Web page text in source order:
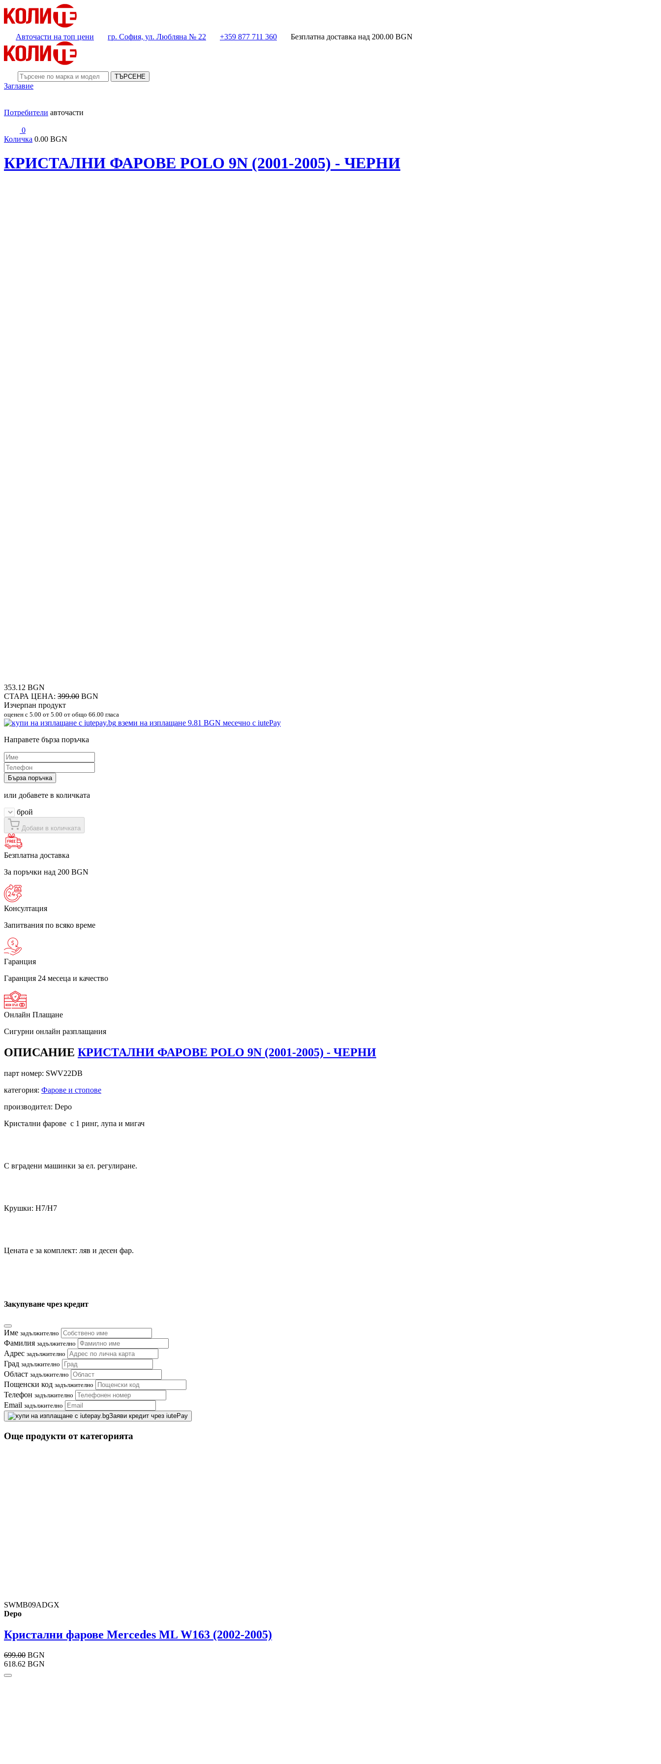
Авточасти на топ цени гр. София, ул. Любляна № 22 +359 877 711 360 Безплатна доставка над 200.00 BGN
ТЪРСЕНЕ
Заглавие
Потребители авточасти
0
Количка 0.00 BGN
КРИСТАЛНИ ФАРОВЕ POLO 9N (2001-2005) - ЧЕРНИ
353.12 BGN
СТАРА ЦЕНА: 399.00 BGN
Изчерпан продукт
оценен с 5.00 от 5.00 от общо 66.00 гласа
вземи на изплащане 9.81 BGN месечно с iutePay
Направете бърза поръчка
Бърза поръчка
или добавете в количката
брой
Добави в количката
Безплатна доставка
За поръчки над 200 BGN
Консултация
Запитвания по всяко време
Гаранция
Гаранция 24 месеца и качество
Онлайн Плащане
Сигурни онлайн разплащания
ОПИСАНИЕ КРИСТАЛНИ ФАРОВЕ POLO 9N (2001-2005) - ЧЕРНИ
парт номер: SWV22DB
категория: Фарове и стопове
производител: Depo
Кристални фарове с 1 ринг, лупа и мигач
С вградени машинки за ел. регулиране.
Крушки: Н7/H7
Цената е за комплект: ляв и десен фар.
Закупуване чрез кредит
Име задължително
Фамилия задължително
Адрес задължително
Град задължително
Област задължително
Пощенски код задължително
Телефон задължително
Email задължително
Заяви кредит чрез iutePay
Още продукти от категорията
SWMB09ADGX
Depo
Кристални фарове Mercedes ML W163 (2002-2005)
699.00 BGN
618.62 BGN